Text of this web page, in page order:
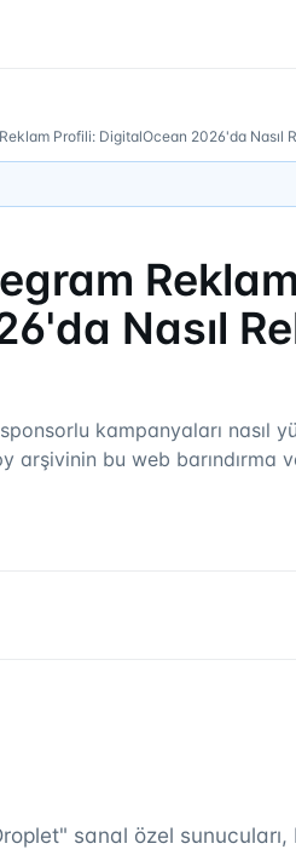
Profili: DigitalOcean 2026'da Nasıl
Nasıl
kampanyaları nasıl
bu web barındırma
sanal özel sunucuları,